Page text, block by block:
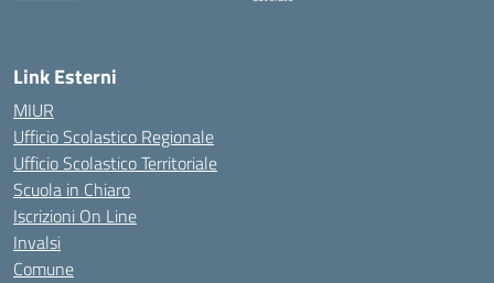
Link Esterni
MIUR
Ufficio Scolastico Regionale
Ufficio Scolastico Territoriale
Scuola in Chiaro
Iscrizioni On Line
Invalsi
Comune